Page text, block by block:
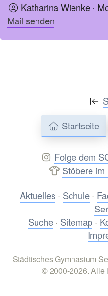
Katharina Wienke ·
Mail senden
Startseite
Folge dem
Stöbere im
Aktuelles· Schule·
Suche · Sitemap ·
Städtisches Gymnasium
© 2000-2026. Alle